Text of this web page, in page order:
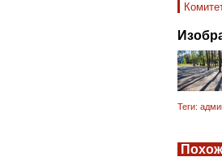
Теги: